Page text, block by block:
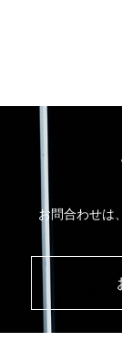
お問合わせは